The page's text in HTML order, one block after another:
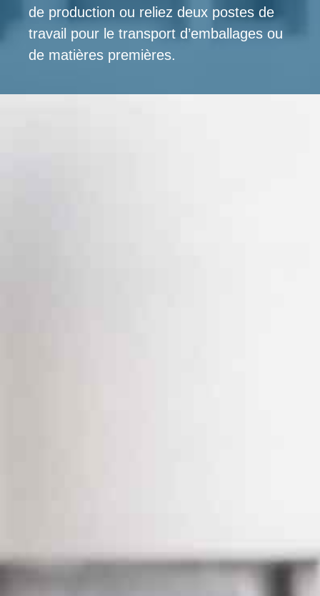
de production ou reliez deux postes de
travail pour le transport d’emballages ou
de matières premières.